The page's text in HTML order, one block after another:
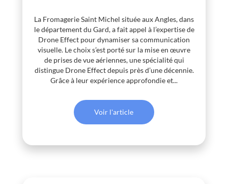
La Fromagerie Saint Michel située aux Angles, dans
le département du Gard, a fait appel à l’expertise de
Drone Effect pour dynamiser sa communication
visuelle. Le choix s’est porté sur la mise en œuvre
de prises de vue aériennes, une spécialité qui
distingue Drone Effect depuis près d’une décennie.
Grâce à leur expérience approfondie et...
Voir l'article